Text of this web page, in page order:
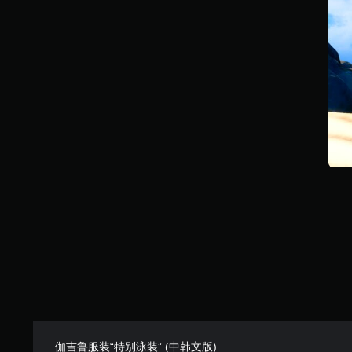
伽吉鲁服装“特别泳装” (中韩文版)